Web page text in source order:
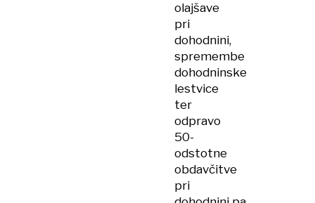
olajšave
pri
dohodnini,
spremembe
dohodninske
lestvice
ter
odpravo
50-
odstotne
obdavčitve
pri